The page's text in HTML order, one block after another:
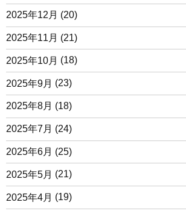
2025年12月 (20)
2025年11月 (21)
2025年10月 (18)
2025年9月 (23)
2025年8月 (18)
2025年7月 (24)
2025年6月 (25)
2025年5月 (21)
2025年4月 (19)